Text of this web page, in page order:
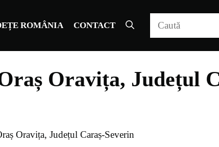
ROMÂNIA CONTACT
Oravița, Județul
Oravița, Județul Caraș-Severin